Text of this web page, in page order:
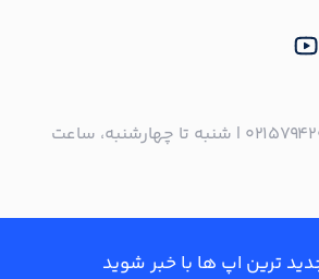
تلفن پشتیبانی ۰۲۱۵۷۹۴۲۰۰۰ | شنبه تا چهارشنبه، ساعت
ترین اپ ها با خبر شوید